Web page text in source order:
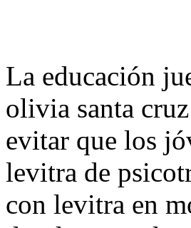
La educación
olivia santa
evitar que los
levitra de
con levitra en